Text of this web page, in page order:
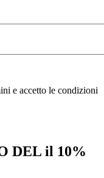
e accetto le condizioni
DEL il 10%